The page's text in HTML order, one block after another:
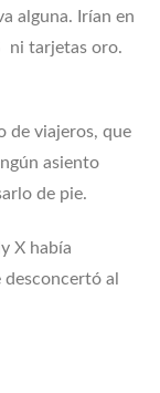
alguna. Irían en
ni tarjetas oro.
de viajeros, que
asiento
de pie.
X había
al